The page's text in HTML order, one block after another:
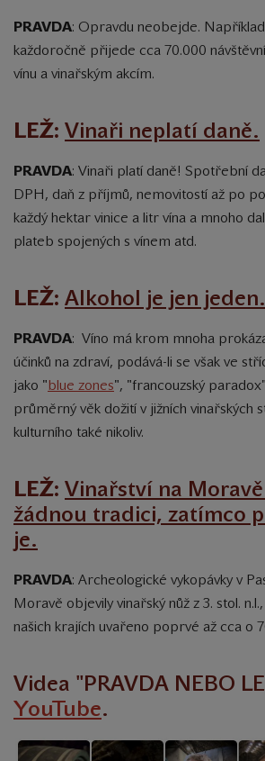
PRAVDA: Opravdu neobejde.
každoročně přijede cca 70.000
vínu a vinařským akcím.
LEŽ: Vinaři neplatí daně.
PRAVDA: Vinaři platí daně! Spotřební
DPH, daň z příjmů, nemovitostí až po
každý hektar vinice a litr vína a mnoho
plateb spojených s vínem atd.
LEŽ: Alkohol je jen jeden.
PRAVDA: Víno má krom mnoha
účinků na zdraví, podává-li se však ve
jako "blue zones", "francouzský
průměrný věk dožití v jižních vinařských
kulturního také nikoliv.
LEŽ: Vinařství na
žádnou tradici, zatímco
je.
PRAVDA: Archeologické vykopávky v
Moravě objevily vinařský nůž z 3. stol.
našich krajích uvařeno poprvé až cca o
Videa "PRAVDA NEBO
YouTube.